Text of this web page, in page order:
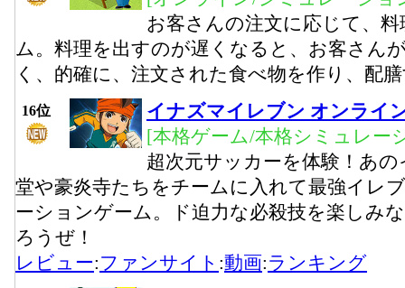
お客さんの注文に応じて、
ム。料理を出すのが遅くなると、お客さん
く、的確に、注文された食べ物を作り、配
16位
イナズマイレブン オンライ
[本格ゲーム/本格シミュレー
超次元サッカーを体験！あ
堂や豪炎寺たちをチームに入れて最強イレ
ーションゲーム。ド迫力な必殺技を楽しみ
ろうぜ！
レビュー:ファンサイト :動画:ランキング